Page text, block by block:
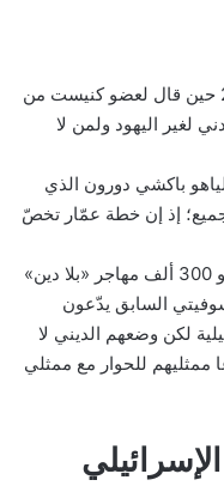
أثار عمّار ضجة إعلامية في سبتمبر 2005 حين قال لعضو كنيست من
لغير اليهود ولمن لا
باكشي دورون الذي
للجميع؛ إذ إن خطة عمّار تخصّ
قال إن اقتراحه يهدف إلى حل مشكلة نحو 300 ألف مهاجر «بلا دين»
السابق يدّعون
لكن وضعهم الديني لا
ممثليهم للحوار مع ممثلي